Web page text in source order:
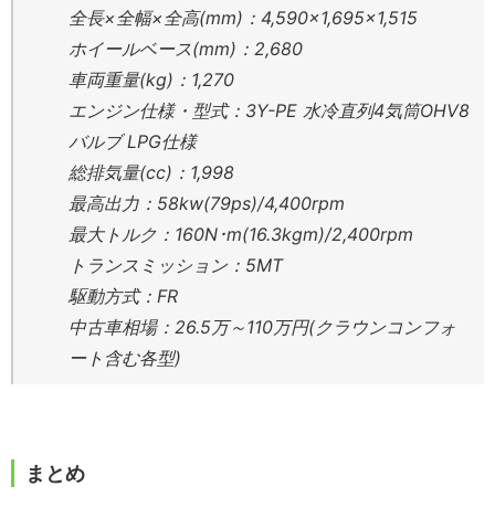
全長×全幅×全高(mm)：4,590×1,695×1,515
ホイールベース(mm)：2,680
車両重量(kg)：1,270
エンジン仕様・型式：3Y-PE 水冷直列4気筒OHV8
バルブ LPG仕様
総排気量(cc)：1,998
最高出力：58kw(79ps)/4,400rpm
最大トルク：160N･m(16.3kgm)/2,400rpm
トランスミッション：5MT
駆動方式：FR
中古車相場：26.5万～110万円(クラウンコンフォ
ート含む各型)
まとめ